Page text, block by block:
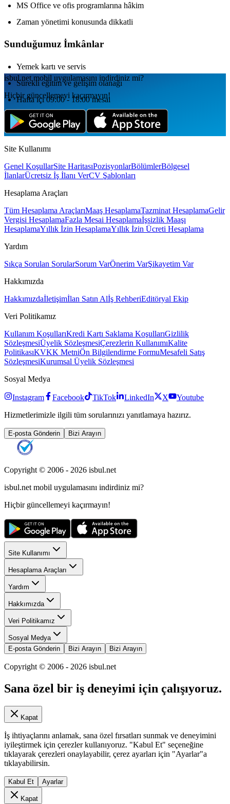
MS Office ve ofis programlarına hâkim
Zaman yönetimi konusunda dikkatli
Sunduğumuz İmkânlar
Yemek kartı ve servis
Sürekli eğitim ve gelişim olanağı
Hafta içi 09:00 - 18:00 mesai
isbul.net mobil uygulamаsını indirdiniz mi?
Hiçbir güncellemeyi kaçırmayın!
Site Kullanımı
Genel KoşullarSite HaritasıPozisyonlarBölümlerBölgesel
İlanlarÜcretsiz İş İlanı VerCV Şablonları
Hesaplama Araçları
Tüm Hesaplama AraçlarıMaaş HesaplamaTazminat HesaplamaGelir
Vergisi HesaplamaFazla Mesai Hesaplamaİşsizlik Maaşı
HesaplamaYıllık İzin HesaplamaYıllık İzin Ücreti Hesaplama
Yardım
Sıkça Sorulan SorularSorum VarÖnerim VarŞikayetim Var
Hakkımızda
Hakkımızdaİletişimİlan Satın Alİş RehberiEditöryal Ekip
Veri Politikamız
Kullanım KoşullarıKredi Kartı Saklama KoşullarıGizlilik
SözleşmesiÜyelik SözleşmesiÇerezlerin KullanımıKalite
PolitikasıKVKK MetniÖn Bilgilendirme FormuMesafeli Satış
SözleşmesiKurumsal Üyelik Sözleşmesi
Sosyal Medya
Instagram Facebook TikTok LinkedIn X
Youtube
Hizmetlerimizle ilgili tüm sorularınızı yanıtlamaya hazırız.
E-posta Gönderin Bizi Arayın
Copyright © 2006 - 2026 isbul.net
isbul.net mobil uygulamasını indirdiniz mi?
Hiçbir güncellemeyi kaçırmayın!
Site Kullanımı
Hesaplama Araçları
Yardım
Hakkımızda
Veri Politikamız
Sosyal Medya
E-posta Gönderin
Bizi Arayın Bizi Arayın
Copyright © 2006 - 2026 isbul.net
Sana özel bir iş deneyimi için çalışıyoruz.
Kapat
İş ihtiyaçlarını anlamak, sana özel fırsatları sunmak ve deneyimini
iyileştirmek için çerezler kullanıyoruz. "Kabul Et" seçeneğine
tıklayarak çerezleri onaylayabilir, çerez ayarları için "Ayarlar"a
tıklayabilirsin.
Kabul Et Ayarlar
Kapat